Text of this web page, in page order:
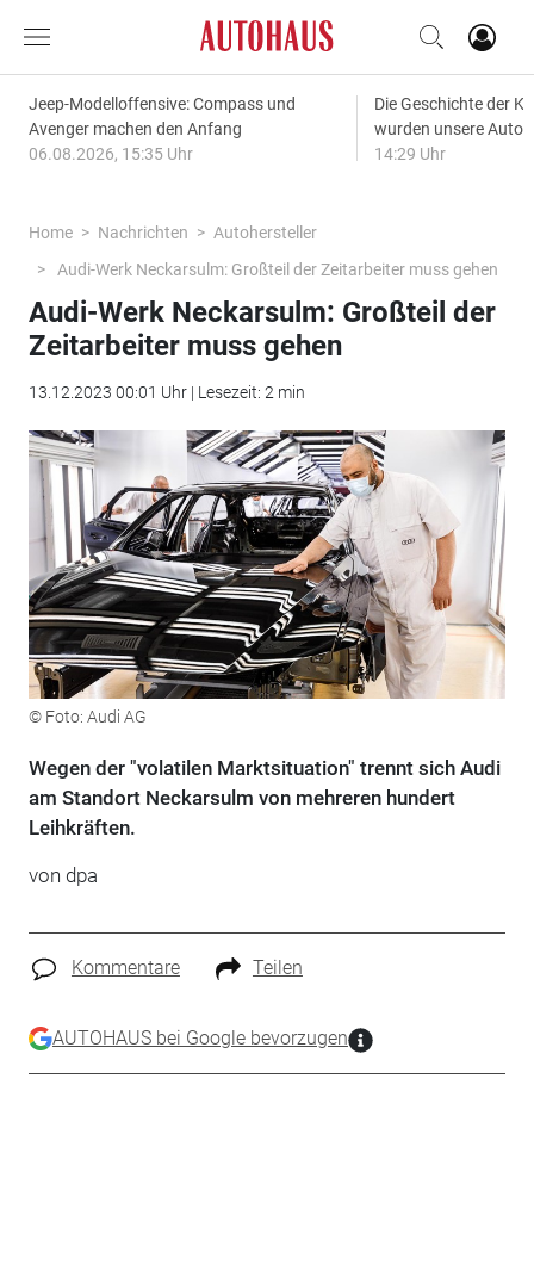
Jeep-Modelloffensive: Compass und
Avenger machen den Anfang
06.08.2026, 15:35 Uhr
Die Geschichte der
wurden unsere
14:29 Uhr
Home Nachrichten
Autohersteller
Audi-Werk Neckarsulm: Großteil der Zeitarbeiter muss gehen
Audi-Werk Neckarsulm: Großteil der
Zeitarbeiter muss gehen
13.12.2023 00:01 Uhr | Lesezeit: 2 min
© Foto: Audi AG
Wegen der "volatilen Marktsituation" trennt sich Audi
am Standort Neckarsulm von mehreren hundert
Leihkräften.
von dpa
Kommentare Teilen
AUTOHAUS bei Google bevorzugen